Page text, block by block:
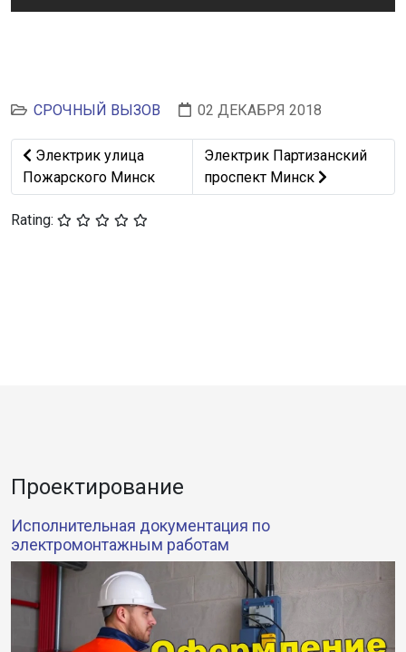
СРОЧНЫЙ ВЫЗОВ 02 ДЕКАБРЯ 2018
Предыдущий: Электрик улица Пожарского Минск
Электрик улица
Пожарского Минск
Следующий: Электрик
Электрик Партизанский
проспект Минск
Rating:
Проектирование
Исполнительная документация по
электромонтажным работам